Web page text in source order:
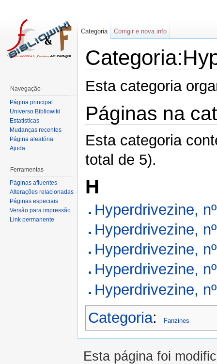
Esta categoria
Páginas na
Esta categoria
total de 5).
H
Hyperdrivezine,
Hyperdrivezine,
Hyperdrivezine,
Hyperdrivezine,
Hyperdrivezine,
Categoria: Fanzines
Categoria Corrigir e nova info
Navegação
Página principal
Universo Bibliowiki
Estatísticas
Mudanças recentes
Página aleatória
Ajuda
Ferramentas
Páginas afluentes
Alterações relacionadas
Páginas especiais
Versão para impressão
Link permanente
Esta página foi